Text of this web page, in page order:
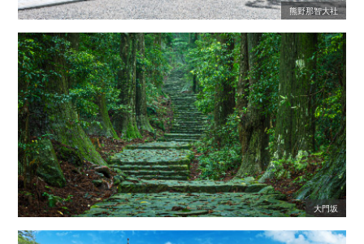
熊野那智大社
大門坂